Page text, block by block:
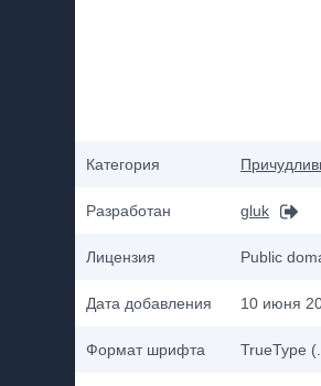
Категория
Разработан gluk
Лицензия Public
Дата добавления 10 июня
Формат шрифта TrueType